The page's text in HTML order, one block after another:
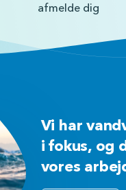
afmelde dig
Vi har
i fokus, og
vores